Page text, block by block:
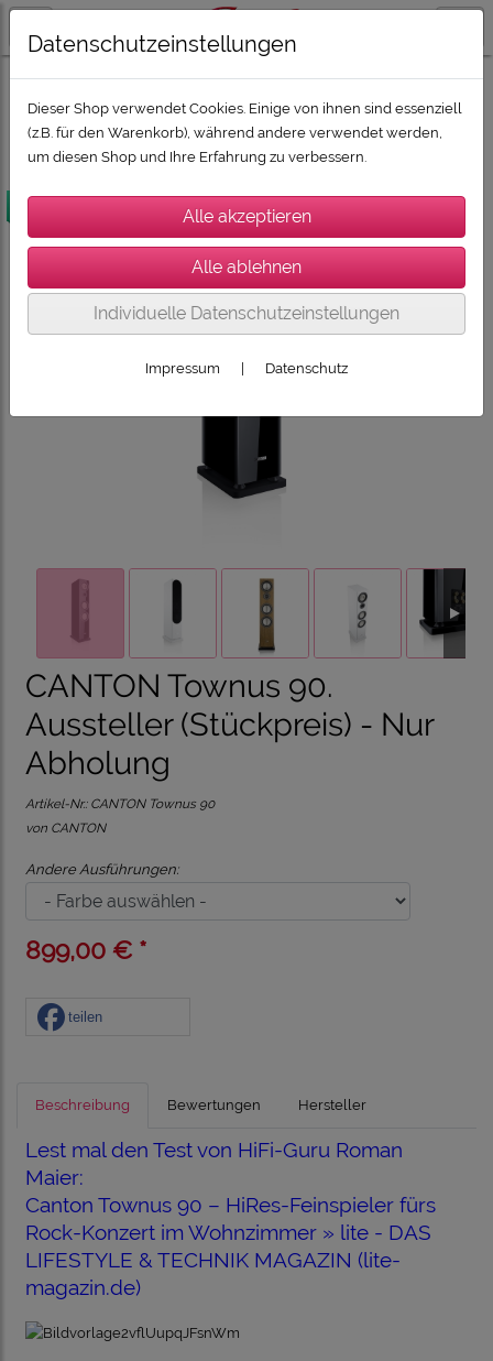
LAUTSPRECHER / SUBWOOFER / SOUNDBARS
CANTON Lautsprecher
CANTON Townus-Serie
CANTON Townus 90.
Aussteller (Stückpreis) - Nur
Abholung
Artikel-Nr.: CANTON Townus 90
von CANTON
Andere Ausführungen:
899,00 € *
teilen
Beschreibung Bewertungen Hersteller
Lest mal den Test von HiFi-Guru Roman
Maier:
Canton Townus 90 – HiRes-Feinspieler fürs
Rock-Konzert im Wohnzimmer » lite - DAS
LIFESTYLE & TECHNIK MAGAZIN (lite-
magazin.de)
Datenschutzeinstellungen
Dieser Shop verwendet Cookies. Einige von ihnen sind essenziell
(z.B. für den Warenkorb), während andere verwendet werden,
um diesen Shop und Ihre Erfahrung zu verbessern.
Individuelle Datenschutzeinstellungen
Impressum Datenschutz